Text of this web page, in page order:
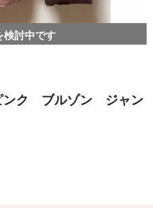
検討中です
ンク ブルゾン ジャン